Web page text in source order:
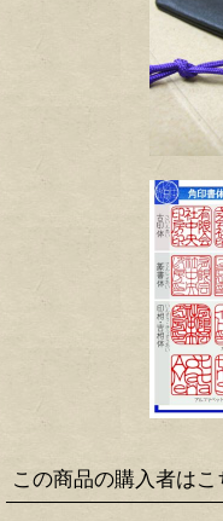
この商品の購入者はこ